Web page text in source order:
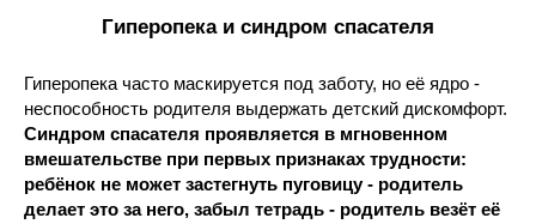
Гиперопека и синдром спасателя
Гиперопека часто маскируется под заботу, но её ядро -
неспособность родителя выдержать детский дискомфорт.
Синдром спасателя проявляется в мгновенном
вмешательстве при первых признаках трудности:
ребёнок не может застегнуть пуговицу - родитель
делает это за него, забыл тетрадь - родитель везёт её